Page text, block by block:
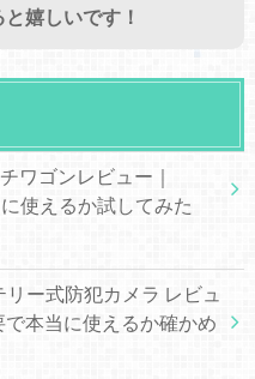
嬉しいです！
ワゴンレビュー｜
使えるか試してみた
リー式防犯カメラ レビュ
で本当に使えるか確かめ